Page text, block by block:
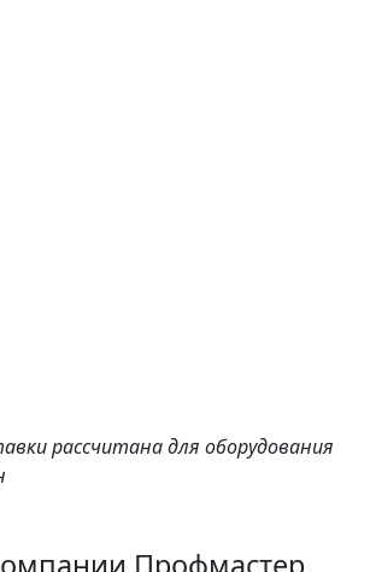
рассчитана для оборудования